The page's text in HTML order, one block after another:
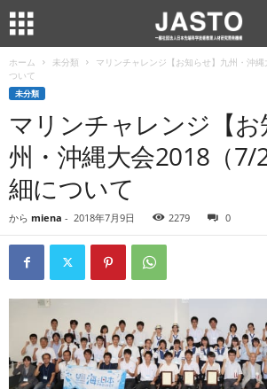
ホーム 未分類
マリンチャレンジ【お知らせ】九州・沖
ついて
未分類
マリンチャレンジ【
州・沖縄大会2018（7/
細について
から miena - 2018年7月9日 2279 0